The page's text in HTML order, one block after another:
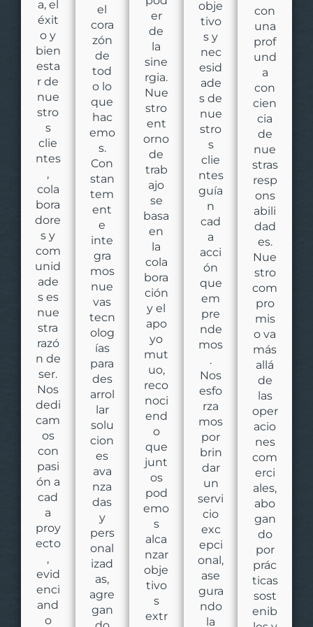
a, el
éxit
o y
bien
esta
r de
nue
stro
s
clie
ntes
,
cola
bora
dore
s y
com
unid
ade
s es
nue
stra
razó
n de
ser.
Nos
dedi
cam
os
con
pasi
ón a
cad
a
proy
ecto
,
evid
enci
and
o
el
cora
zón
de
tod
o lo
que
hac
emo
s.
Con
stan
tem
ent
e
inte
gra
mos
nue
vas
tecn
olog
ías
para
des
arrol
lar
solu
cion
es
ava
nza
das
y
pers
onal
izad
as,
agre
gan
er
de
la
sine
rgia.
Nue
stro
ent
orno
de
trab
ajo
se
basa
en
la
cola
bora
ción
y el
apo
yo
mut
uo,
reco
noci
end
o
que
junt
os
pod
emo
s
alca
nzar
obje
tivo
s
extr
obje
tivo
s y
nec
esid
ade
s de
nue
stro
s
clie
ntes
guía
n
cad
a
acci
ón
que
em
pre
nde
mos
.
Nos
esfo
rza
mos
por
brin
dar
un
servi
cio
exc
epci
onal,
ase
gura
ndo
la
con
una
prof
und
a
con
cien
cia
de
nue
stras
resp
ons
abili
dad
es.
Nue
stro
com
pro
mis
o va
más
allá
de
las
oper
acio
nes
com
erci
ales,
abo
gan
do
por
prác
ticas
sost
enib